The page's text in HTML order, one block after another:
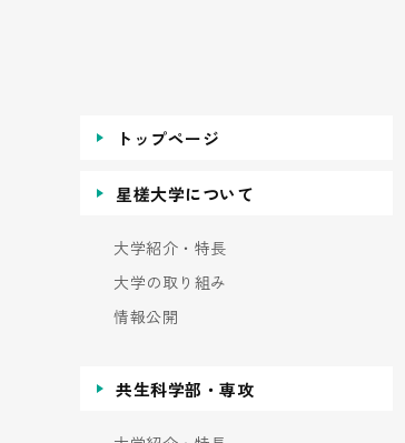
トップページ
星槎大学について
大学紹介・特長
大学の取り組み
情報公開
共生科学部・専攻